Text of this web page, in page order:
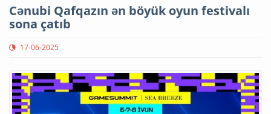
Cənubi Qafqazın ən böyük oyun festivalı
sona çatıb
17-06-2025